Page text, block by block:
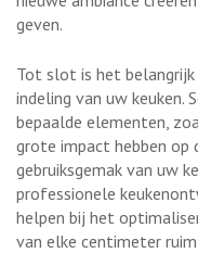
geven.
Tot slot is het
indeling van uw keuken.
bepaalde elementen,
grote impact hebben
gebruiksgemak van uw
professionele
helpen bij het
van elke centimeter